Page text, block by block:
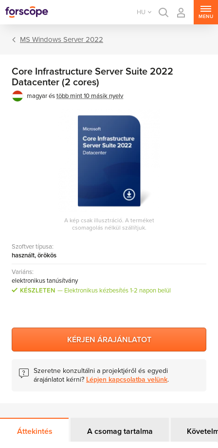
HU
MENU
MS Windows Server
MS Skype for Business Server
MS System Center
Server CALs
MS Windows Server 2022
Core Infrastructure Server Suite 2022
Datacenter (2 cores)
magyar éstöbb mint 10 másik nyelv
A kép csak illusztráció. A terméket
csomagolás nélkül szállítjuk.
Szoftver típusa:
használt, örökös
Variáns:
elektronikus tanúsítvány
KÉSZLETEN
Elektronikus kézbesítés 1-2 napon belül
KÉRJEN ÁRAJÁNLATOT
Szeretne konzultálni a projektjéről és egyedi
árajánlatot kérni? Lépjen kapcsolatba velünk.
Áttekintés A csomag tartalma